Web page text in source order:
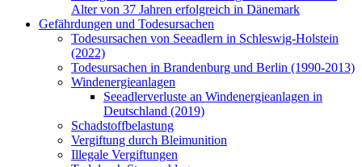
Alter von 37 Jahren erfolgreich in Dänemark
Gefährdungen und Todesursachen
Todesursachen von Seeadlern in Schleswig-Holstein
(2022)
Todesursachen in Brandenburg und Berlin (1990-2013)
Windenergieanlagen
Seeadlerverluste an Windenergieanlagen in
Deutschland (2019)
Schadstoffbelastung
Vergiftung durch Bleimunition
Illegale Vergiftungen